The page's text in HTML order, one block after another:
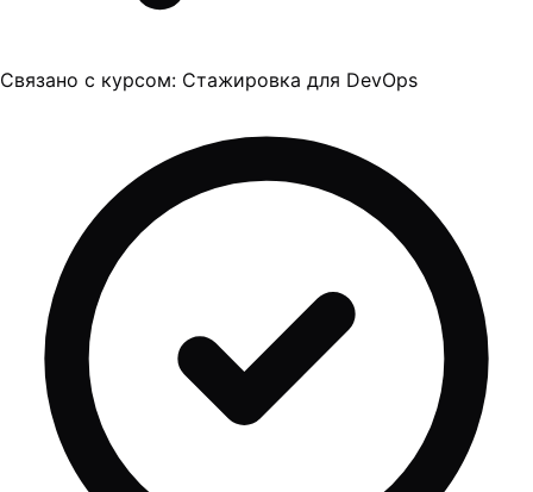
Связано с курсом: Стажировка для DevOps